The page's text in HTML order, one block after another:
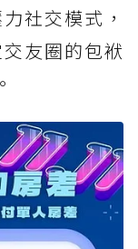
社交模式，
友圈的包袱